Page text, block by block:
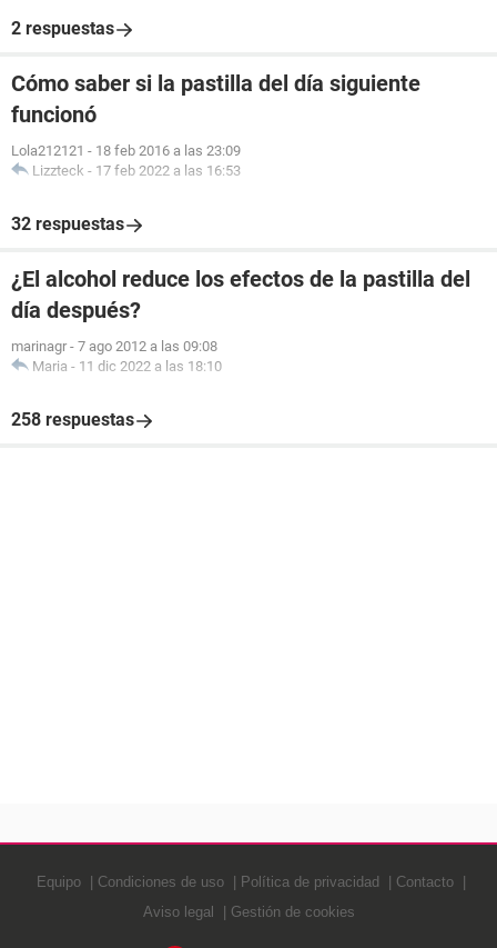
2 respuestas
Cómo saber si la pastilla del día siguiente
funcionó
Lola212121 - 18 feb 2016 a las 23:09
Lizzteck - 17 feb 2022 a las 16:53
32 respuestas
¿El alcohol reduce los efectos de la pastilla del
día después?
marinagr - 7 ago 2012 a las 09:08
Maria - 11 dic 2022 a las 18:10
258 respuestas
Equipo Condiciones de uso Política de privacidad
Contacto
Aviso legal
Gestión de cookies